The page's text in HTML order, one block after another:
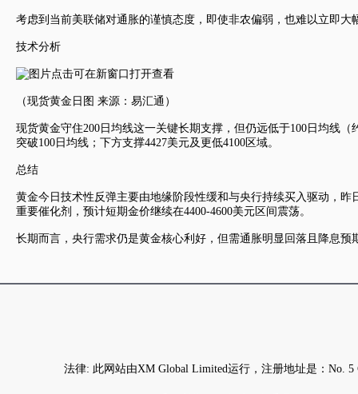
考虑到当前美联储对通胀的谨慎态度，即使非农偏弱，也难以立即
技术分析
（现货黄金 日图 来源：易汇通）
现货黄金守住200日均线这一关键长期支撑，但仍远低于100日均线
突破100日均线；下方支撑4427美元及更低4100区域。
总结
黄金今日技术性反弹主要由地缘阶段性缓和与央行持续买入驱动，
重要催化剂，预计短期金价继续在4400-4600美元区间震荡。
长期而言，央行需求仍是黄金核心利好，但需通胀明显回落且降息
法律: 此网站由XM Global Limited运行，注册地址是：No.